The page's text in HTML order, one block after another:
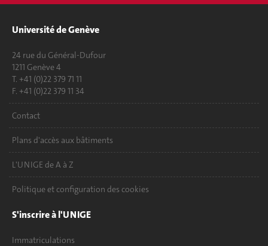
Université de Genève
24 rue du Général-Dufour
1211 Genève 4
T. +41 (0)22 379 71 11
F. +41 (0)22 379 11 34
Contact
Plans d'accès aux bâtiments
L'UNIGE de A à Z
Politique et configuration des cookies
S'inscrire à l'UNIGE
Immatriculations